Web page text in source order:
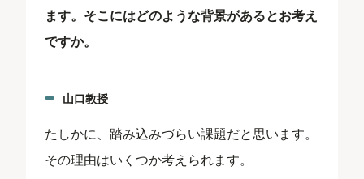
ます。そこにはどのような背景があるとお考え
ですか。
山口教授
たしかに、踏み込みづらい課題だと思います。
その理由はいくつか考えられます。